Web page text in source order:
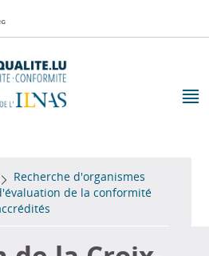
Recherche d'organismes
de la conformité